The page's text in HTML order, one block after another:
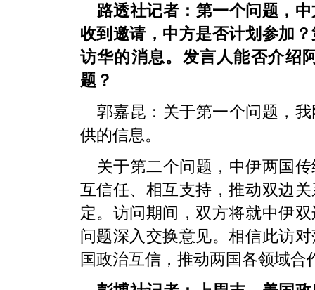
路透社记者：第一个问题，
收到邀请，中方是否计划参加
访华的消息。发言人能否介绍
题？
郭嘉昆：关于第一个问题，
供的信息。
关于第二个问题，中伊两国
互信任、相互支持，推动双边
定。访问期间，双方将就中伊
问题深入交换意见。相信此访
国政治互信，推动两国各领域